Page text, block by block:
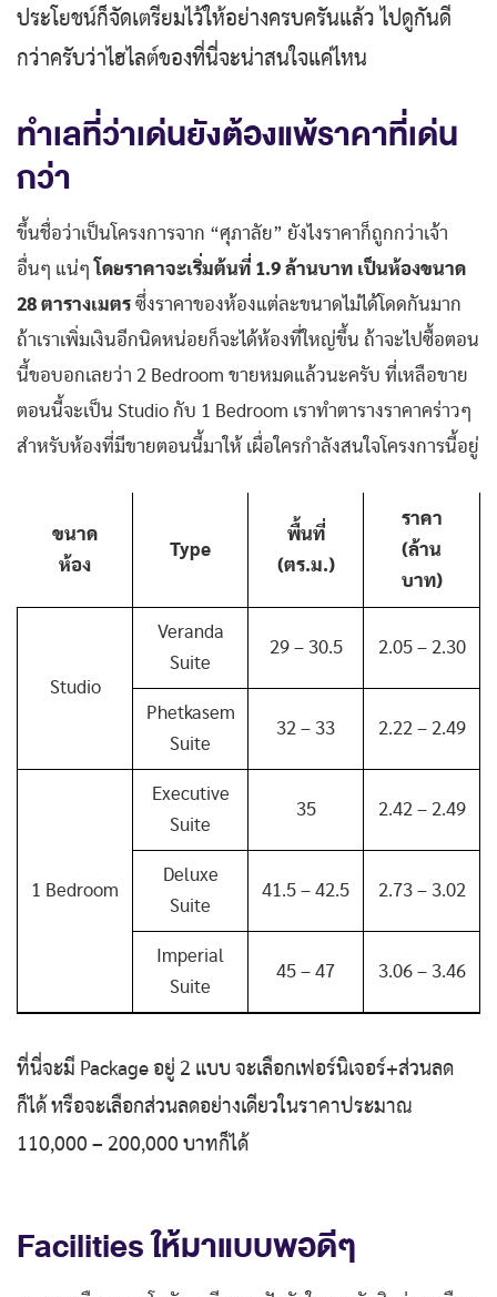
ประโยชน์ก็จัดเตรียมไว้ให้อย่างครบครันแล้ว ไปดูกันดี
กว่าครับว่าไฮไลต์ของที่นี่จะน่าสนใจแค่ไหน
ทำเลที่ว่าเด่นยังต้องแพ้ราคาที่เด่น
กว่า
ขึ้นชื่อว่าเป็นโครงการจาก “ศุภาลัย” ยังไงราคาก็ถูกกว่าเจ้า
อื่นๆ แน่ๆ โดยราคาจะเริ่มต้นที่ 1.9 ล้านบาท เป็นห้องขนาด
28 ตารางเมตร ซึ่งราคาของห้องแต่ละขนาดไม่ได้โดดกันมาก
ถ้าเราเพิ่มเงินอีกนิดหน่อยก็จะได้ห้องที่ใหญ่ขึ้น ถ้าจะไปซื้อตอน
นี้ขอบอกเลยว่า 2 Bedroom ขายหมดแล้วนะครับ ที่เหลือขาย
ตอนนี้จะเป็น Studio กับ 1 Bedroom เราทำตารางราคาคร่าวๆ
สำหรับห้องที่มีขายตอนนี้มาให้ เผื่อใครกำลังสนใจโครงการนี้อยู่
ขนาด
ห้อง
Type
พื้นที่
(ตร.ม.)
ราคา
(ล้าน
บาท)
Studio
Veranda
Suite
29 – 30.5 2.05 – 2.30
Phetkasem
Suite
32 – 33 2.22 – 2.49
1 Bedroom
Executive
Suite
35 2.42 – 2.49
Deluxe
Suite
41.5 – 42.5 2.73 – 3.02
Imperial
Suite
45 – 47 3.06 – 3.46
ที่นี่จะมี Package อยู่ 2 แบบ จะเลือกเฟอร์นิเจอร์+ส่วนลด
ก็ได้ หรือจะเลือกส่วนลดอย่างเดียวในราคาประมาณ
110,000 – 200,000 บาทก็ได้
Facilities ให้มาแบบพอดีๆ